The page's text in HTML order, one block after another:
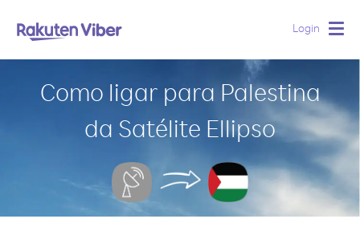
Login
Como ligar para Palestina
da Satélite Ellipso